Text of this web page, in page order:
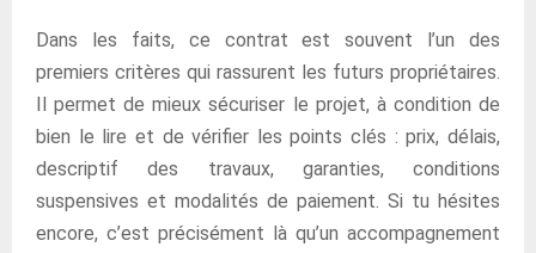
Dans les faits, ce contrat est souvent l’un des
premiers critères qui rassurent les futurs propriétaires.
Il permet de mieux sécuriser le projet, à condition de
bien le lire et de vérifier les points clés : prix, délais,
descriptif des travaux, garanties, conditions
suspensives et modalités de paiement. Si tu hésites
encore, c’est précisément là qu’un accompagnement